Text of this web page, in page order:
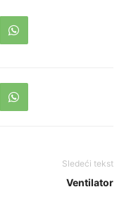
Sledeći tekst
Ventilator